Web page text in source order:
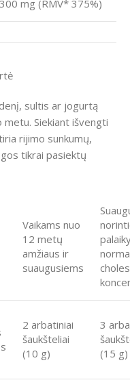
300 mg (RMV* 375%)
sultis ar jogurtą
Siekiant išvengti
rijimo sunkumų,
tikrai pasiektų
Vaikams nuo
12 metų
amžiaus ir
suaugusiems
2 arbatiniai
šaukšteliai
(10 g)
3
(15 g)